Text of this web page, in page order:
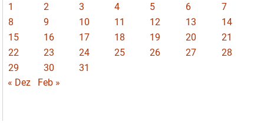
1 2 3 4 5 6
7
8
9 10 11 12 13
14
15
16 17 18 19 20
21
22
23 24 25 26 27
28
29
30
31
« Dez
Feb »